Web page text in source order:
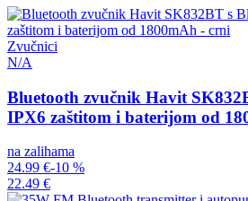
Zvučnici
N/A
Bluetooth zvučnik Havit
IPX6 zaštitom i baterijom od
na zalihama
24.99 €-10 %
22.49 €